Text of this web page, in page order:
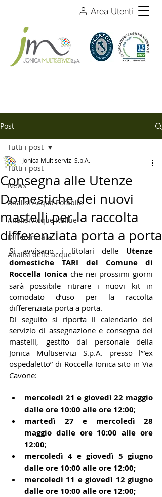
Area Utenti
Post
Tutti i post
News
Analisi Acqua Potabile
Analisi Acque Reflue
Differenziata
Analisi delle acque
Tutti i post
Consegna alle Utenze
Domestiche dei nuovi
mastelli per la raccolta
differenziata porta a porta
Jonica Multiservizi S.p.A.
Si avvisano i titolari delle Utenze
domestiche TARI del Comune di
Roccella Ionica che nei prossimi giorni
sarà possibile ritirare i nuovi kit in
comodato d’uso per la raccolta
differenziata porta a porta.
Di seguito si riporta il calendario del
servizio di assegnazione e consegna dei
mastelli, gestito dal personale della
Jonica Multiservizi S.p.A. presso l’”ex
ospedaletto” di Roccella Ionica sito in Via
Cavone:
mercoledì 21 e giovedì 22 maggio
dalle ore 10:00 alle ore 12:00;
martedì 27 e mercoledì 28
maggio dalle ore 10:00 alle ore
12:00;
mercoledì 4 e giovedì 5 giugno
dalle ore 10:00 alle ore 12:00;
mercoledì 11 e giovedì 12 giugno
dalle ore 10:00 alle ore 12:00;